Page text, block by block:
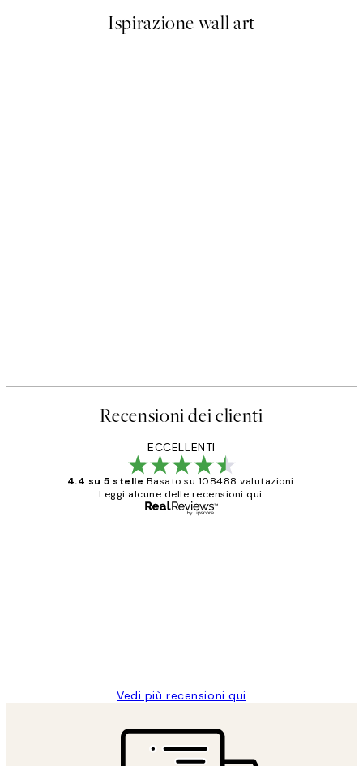
Ispirazione wall art
Recensioni dei clienti
ECCELLENTI
4.4 su 5 stelle Basato su 108488 valutazioni.
Leggi alcune delle recensioni qui.
Vedi più recensioni qui